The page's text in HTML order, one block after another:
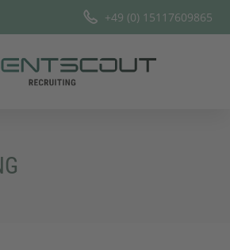
+49 (0) 15117609865